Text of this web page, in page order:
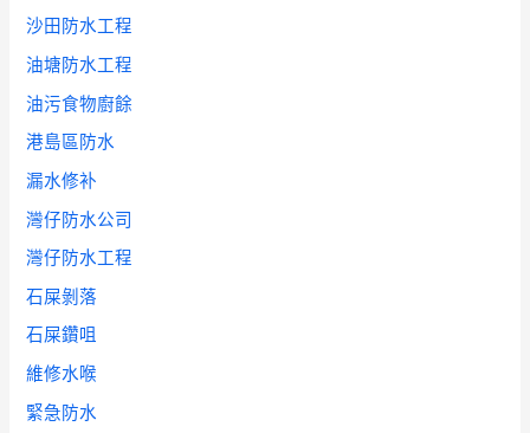
沙田防水工程
油塘防水工程
油污食物廚餘
港島區防水
漏水修补
灣仔防水公司
灣仔防水工程
石屎剝落
石屎鑽咀
維修水喉
緊急防水